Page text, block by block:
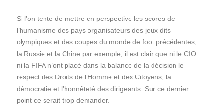
Si l’on tente de mettre en perspective les scores de
l’humanisme des pays organisateurs des jeux dits
olympiques et des coupes du monde de foot précédentes,
la Russie et la Chine par exemple, il est clair que ni le CIO
ni la FIFA n’ont placé dans la balance de la décision le
respect des Droits de l’Homme et des Citoyens, la
démocratie et l’honnêteté des dirigeants. Sur ce dernier
point ce serait trop demander.